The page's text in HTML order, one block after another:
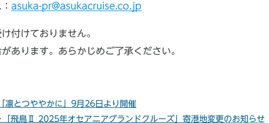
asuka-pr@asukacruise.co.jp
付けておりません。
あります。あらかじめご了承ください。
凛とつややかに」9月26日より開催
「飛鳥Ⅱ 2025年オセアニアグランドクルーズ」寄港地変更のお知らせ